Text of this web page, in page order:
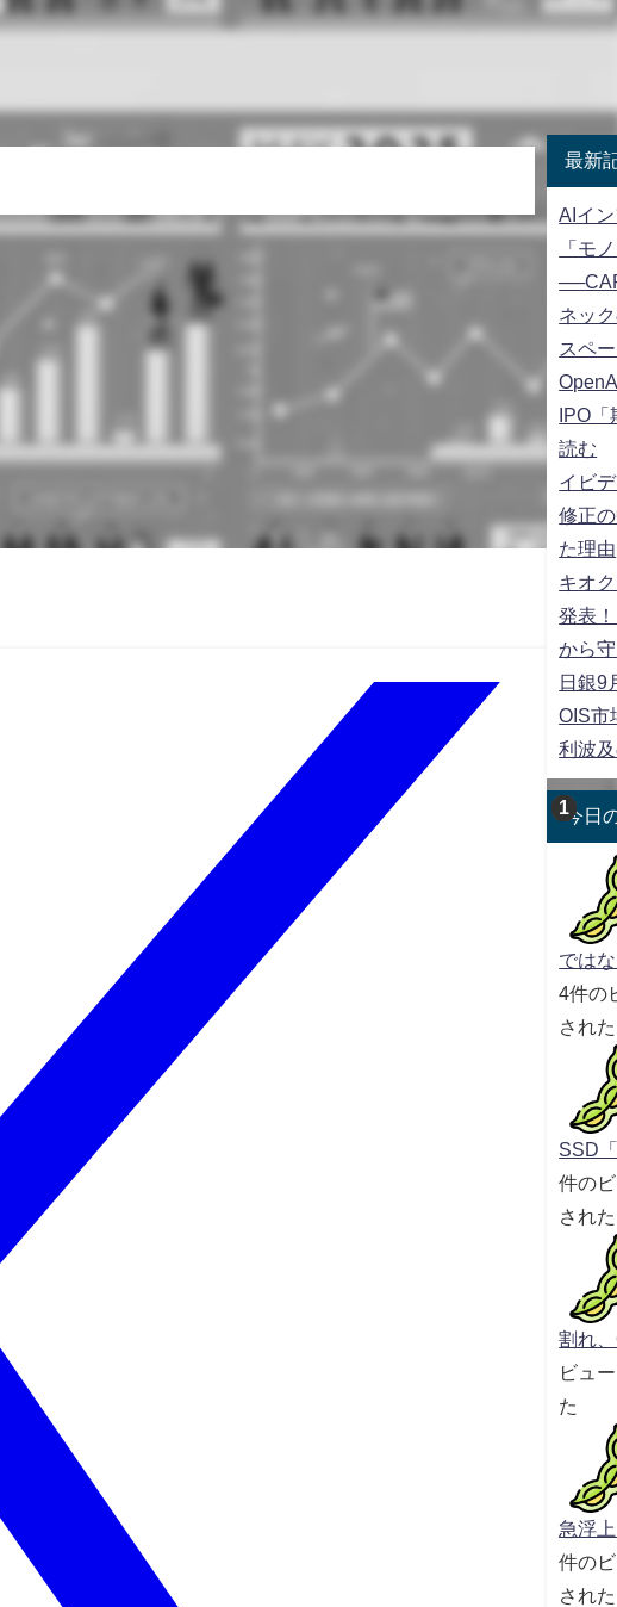
最新
AIイ
「モ
ネッ
スペ
IPO
読む
イビ
修正
た理由
キオ
発表
から
日銀9
OIS市
利波
今日
では
4件の
された
SSD
件の
された
割れ
ビュー
た
急浮
件の
された